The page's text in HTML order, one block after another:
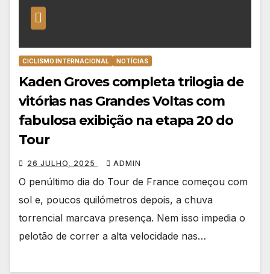
CICLISMO INTERNACIONAL NOTÍCIAS
Kaden Groves completa trilogia de
vitórias nas Grandes Voltas com
fabulosa exibição na etapa 20 do
Tour
26 JULHO, 2025 ADMIN
O penúltimo dia do Tour de France começou com
sol e, poucos quilómetros depois, a chuva
torrencial marcava presença. Nem isso impedia o
pelotão de correr a alta velocidade nas…